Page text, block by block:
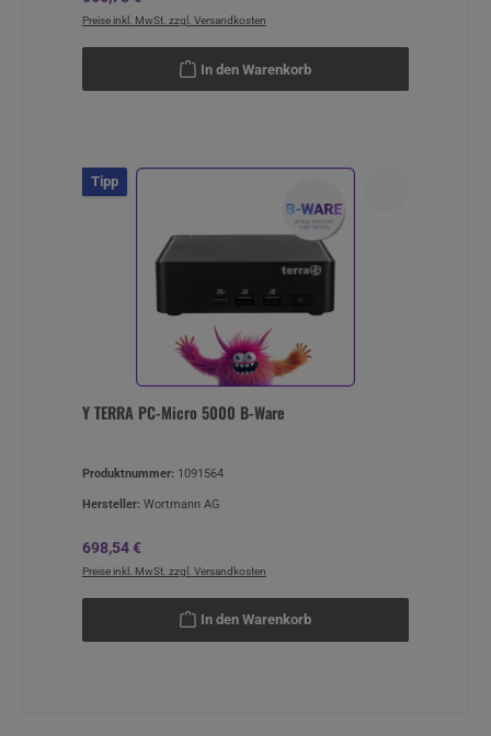
Preise inkl. MwSt. zzgl. Versandkosten
In den Warenkorb
Tipp
Y TERRA PC-Micro 5000 B-Ware
Produktnummer: 1091564
Hersteller: Wortmann AG
Regulärer Preis:
698,54 €
Preise inkl. MwSt. zzgl. Versandkosten
In den Warenkorb